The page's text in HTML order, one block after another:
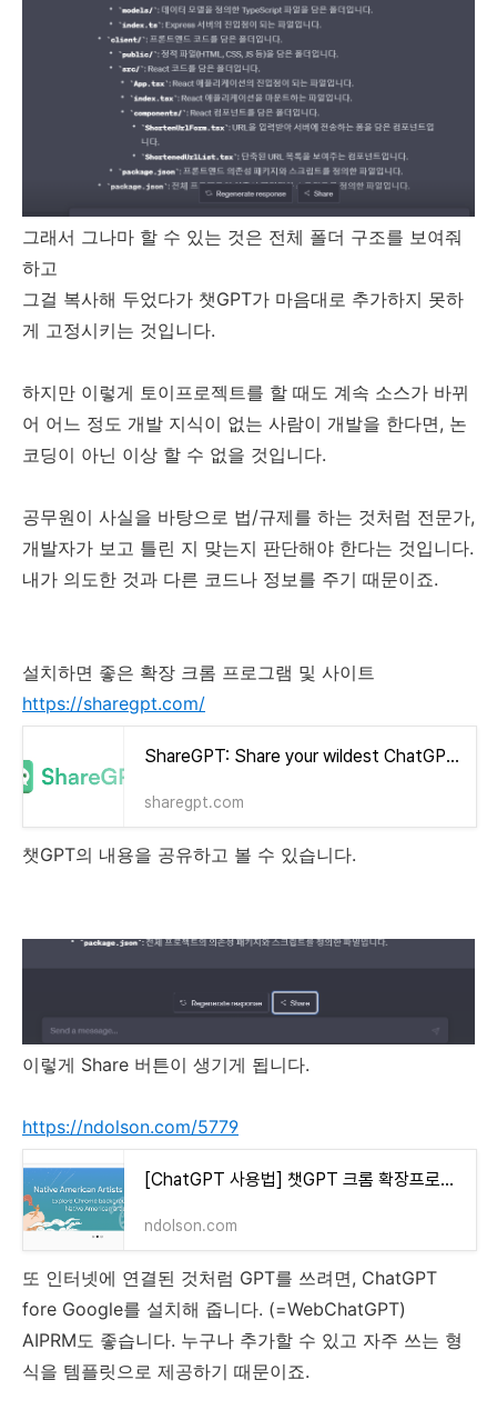
그래서 그나마 할 수 있는 것은 전체 폴더 구조를 보여줘
하고
그걸 복사해 두었다가 챗GPT가 마음대로 추가하지 못하
게 고정시키는 것입니다.
하지만 이렇게 토이프로젝트를 할 때도 계속 소스가 바뀌
어 어느 정도 개발 지식이 없는 사람이 개발을 한다면, 논
코딩이 아닌 이상 할 수 없을 것입니다.
공무원이 사실을 바탕으로 법/규제를 하는 것처럼 전문가,
개발자가 보고 틀린 지 맞는지 판단해야 한다는 것입니다.
내가 의도한 것과 다른 코드나 정보를 주기 때문이죠.
설치하면 좋은 확장 크롬 프로그램 및 사이트
https://sharegpt.com/
ShareGPT: Share your wildest ChatGPT conversations with one click.
sharegpt.com
챗GPT의 내용을 공유하고 볼 수 있습니다.
이렇게 Share 버튼이 생기게 됩니다.
https://ndolson.com/5779
[ChatGPT 사용법] 챗GPT 크롬 확장프로그램 꼭 설치해야 하는 것들 4가지
ndolson.com
또 인터넷에 연결된 것처럼 GPT를 쓰려면, ChatGPT
fore Google를 설치해 줍니다. (=WebChatGPT)
AIPRM도 좋습니다. 누구나 추가할 수 있고 자주 쓰는 형
식을 템플릿으로 제공하기 때문이죠.